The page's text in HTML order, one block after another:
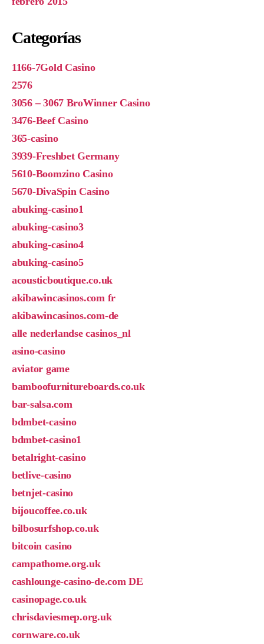
Categorías
1166-7Gold Casino
2576
3056 – 3067 BroWinner Casino
3476-Beef Casino
365-casino
3939-Freshbet Germany
5610-Boomzino Casino
5670-DivaSpin Casino
abuking-casino1
abuking-casino3
abuking-casino4
abuking-casino5
acousticboutique.co.uk
akibawincasinos.com fr
akibawincasinos.com-de
alle nederlandse casinos_nl
asino-casino
aviator game
bamboofurnitureboards.co.uk
bar-salsa.com
bdmbet-casino
bdmbet-casino1
betalright-casino
betlive-casino
betnjet-casino
bijoucoffee.co.uk
bilbosurfshop.co.uk
bitcoin casino
campathome.org.uk
cashlounge-casino-de.com DE
casinopage.co.uk
chrisdaviesmep.org.uk
cornware.co.uk